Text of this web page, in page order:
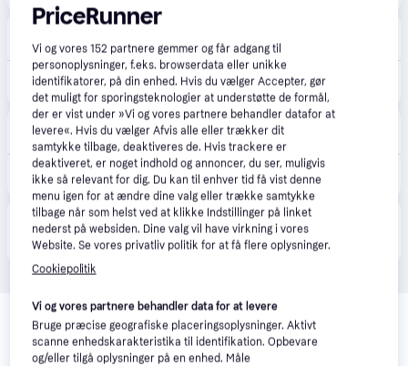
AV-Cables
39 kr. fragt,1 dag
Nøgleringe 10-pakke
Eller 3 betalinger af 10 kr.
Lomax
96 kr. fragt,1-2 dage
Office Nøgleskilte | 5 farver | 10 stk.
Produktet fås også hos 3 butikker, som ikke er
betalende kunde i denne kategori.
Relaterede produkter
Se vores forslag til andre produkter, der matcher dine
interesser. Vis alle
PriceRunner
Vi og vores152 partnere gemmer og får adgang til
personoplysninger, f.eks. browserdata eller unikke
identifikatorer, på din enhed. Hvis du vælger Accepter, gør
det muligt for sporingsteknologier at understøtte de formål,
der er vist under »Vi og vores partnere behandler datafor at
levere«. Hvis du vælger Afvis alle eller trækker dit
samtykke tilbage, deaktiveres de. Hvis trackere er
deaktiveret, er noget indhold og annoncer, du ser, muligvis
ikke så relevant for dig. Du kan til enhver tid få vist denne
menu igen for at ændre dine valg eller trække samtykke
tilbage når som helst ved at klikke Indstillinger på linket
nederst på websiden. Dine valg vil have virkning i vores
Website. Se vores privatliv politik for at få flere oplysninger.
Cookiepolitik
Vi og vores partnere behandler data for at levere
Bruge præcise geografiske placeringsoplysninger. Aktivt
scanne enhedskarakteristika til identifikation. Opbevare
og/eller tilgå oplysninger på en enhed. Måle